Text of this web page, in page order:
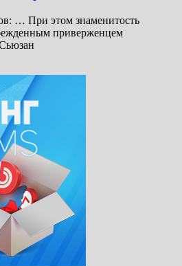
… При этом знаменитость
приверженцем